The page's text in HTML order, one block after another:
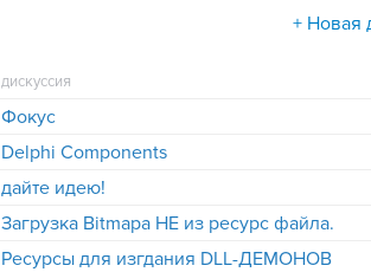
+ Новая
дискуссия
Фокус
Delphi Components
дайте идею!
Загрузка Bitmapa НЕ из ресурс файла.
Ресурсы для изгдания DLL-ДЕМОНОВ